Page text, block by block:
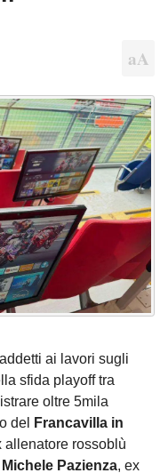
ai lavori sugli
sfida playoff tra
oltre 5mila
del
Francavilla in
allenatore rossoblù
Michele Pazienza, ex